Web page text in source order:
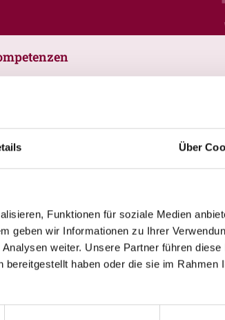
Über
Funktionen für soziale Medien
geben wir Informationen zu Ihrer
weiter. Unsere Partner führen diese
haben oder die sie im Rahmen